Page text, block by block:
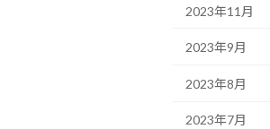
2023年11月
2023年9月
2023年8月
2023年7月